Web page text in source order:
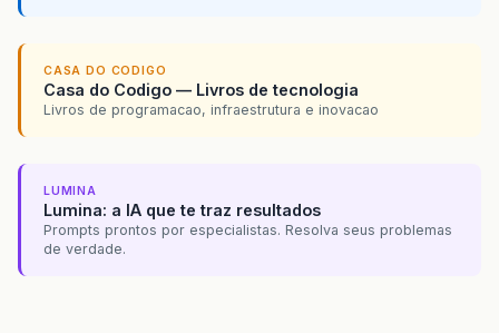
CASA DO CODIGO
Casa do Codigo — Livros de tecnologia
Livros de programacao, infraestrutura e inovacao
LUMINA
Lumina: a IA que te traz resultados
Prompts prontos por especialistas. Resolva seus problemas
de verdade.